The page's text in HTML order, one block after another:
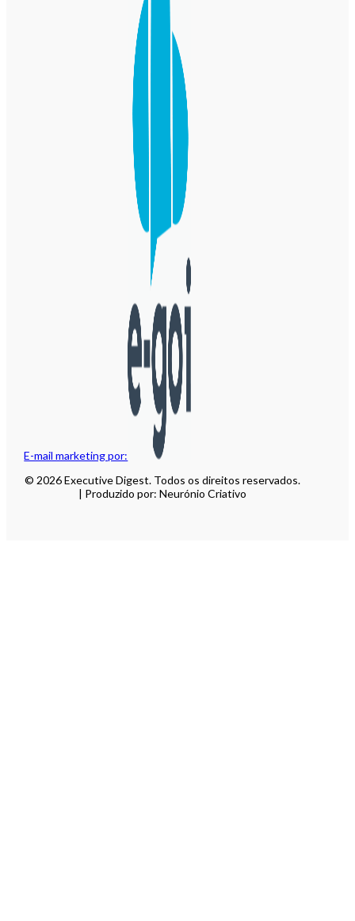
E-mail marketing por:
© 2026 Executive Digest. Todos os direitos reservados.
| Produzido por: Neurónio Criativo